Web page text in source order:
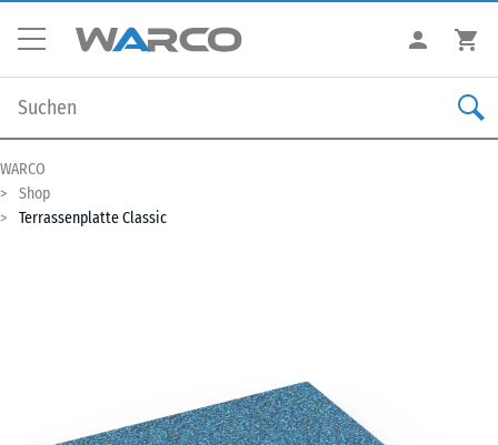
WARCO
Shop
Terrassenplatte Classic